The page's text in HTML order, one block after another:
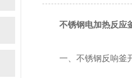
不锈钢电加热反应
一、不锈钢反响釜